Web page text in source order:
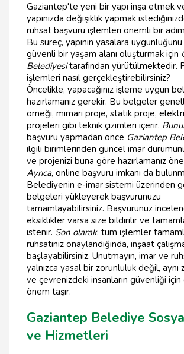
Gaziantep'te yeni bir yapı inşa etmek
yapınızda değişiklik yapmak
ruhsat başvuru işlemleri önemli bir
Bu süreç, yapının yasalara
güvenli bir yaşam alanı oluşturmak için
Belediyesitarafından yürütülmektedir.
işlemleri nasıl gerçekleştirebilirsiniz?
Öncelikle, yapacağınız işleme uygun
hazırlamanız gerekir. Bu belgeler
örneği, mimari proje, statik proje,
projeleri gibi teknik çizimleri içerir.
başvuru yapmadan önce Gaziantep
ilgili birimlerinden güncel imar
ve projenizi buna göre hazırlamanız
Ayrıca, online başvuru imkanı da
Belediyenin e-imar sistemi üzerinden
belgeleri yükleyerek başvurunuzu
tamamlayabilirsiniz. Başvurunuz
eksiklikler varsa size bildirilir ve
istenir. Son olarak, tüm işlemler
ruhsatınız onaylandığında, inşaat
başlayabilirsiniz. Unutmayın, imar ve
yalnızca yasal bir zorunluluk değil, aynı
ve çevrenizdeki insanların güvenliği
önem taşır.
Gaziantep Belediye
ve Hizmetleri